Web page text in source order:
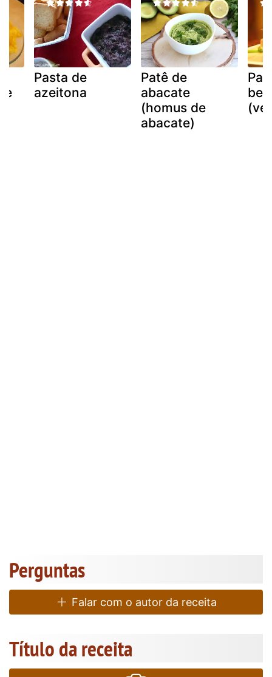
e
Pasta de
azeitona
Patê de
abacate
(homus de
abacate)
Perguntas
Falar com o autor da receita
Título da receita